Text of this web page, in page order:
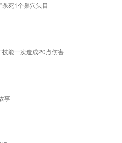
杀死1个巢穴头目
技能一次造成20点伤害
事